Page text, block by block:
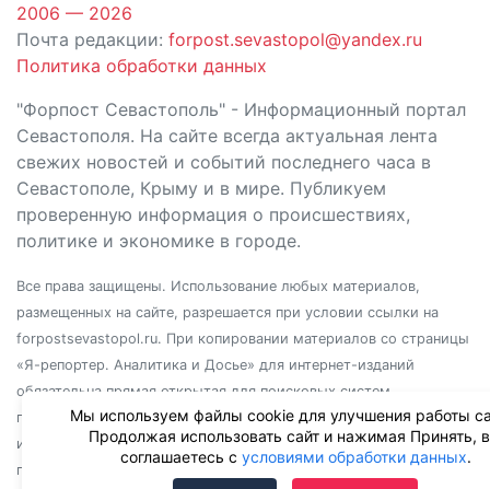
2006 — 2026
Почта редакции: forpost.sevastopol@yandex.ru
Политика обработки данных
"Форпост Севастополь" - Информационный портал
Севастополя. На сайте всегда актуальная лента
свежих новостей и событий последнего часа в
Севастополе, Крыму и в мире. Публикуем
проверенную информация о происшествиях,
политике и экономике в городе.
Все права защищены. Использование любых материалов,
размещенных на сайте, разрешается при условии ссылки на
forpostsevastopol.ru. При копировании материалов со страницы
«Я-репортер. Аналитика и Досье» для интернет-изданий
обязательна прямая открытая для поисковых систем
гиперссылка. Независимо от полного или частичного
использования материалов, ссылка должна быть размещена в
подзаголовке или первом абзаце материала.
Мы используем файлы cookie для улучшения работы
Продолжая использовать сайт и нажимая Принять,
соглашаетесь с условиями обработки данных.